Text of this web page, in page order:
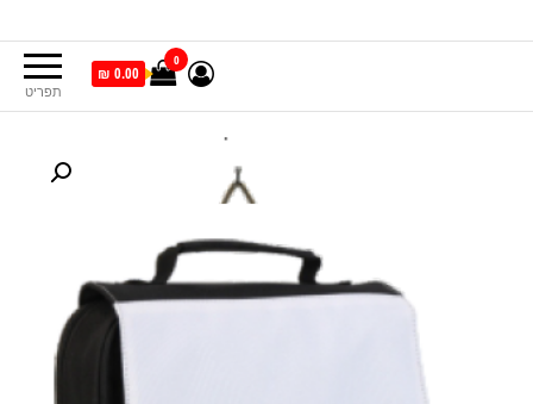
תפריט
0
0.00 ₪